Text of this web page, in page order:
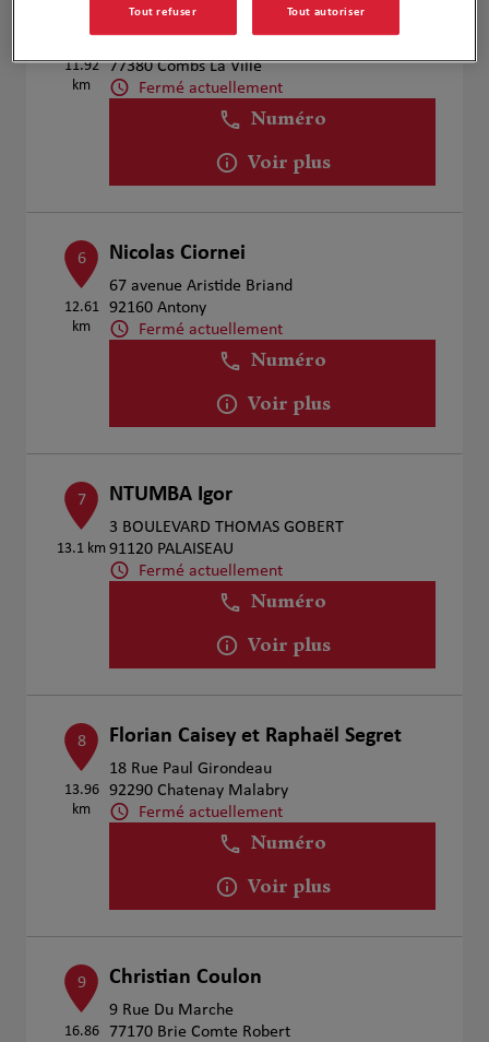
11.92
km
Assurances Laurent Guillet
77380 Combs La Ville
Fermé actuellement
Numéro
Voir plus
6
12.61
km
Nicolas Ciornei
67 avenue Aristide Briand
92160 Antony
Fermé actuellement
Numéro
Voir plus
7
13.1 km
NTUMBA Igor
3 BOULEVARD THOMAS GOBERT
91120 PALAISEAU
Fermé actuellement
Numéro
Voir plus
8
13.96
km
Florian Caisey et Raphaël Segret
18 Rue Paul Girondeau
92290 Chatenay Malabry
Fermé actuellement
Numéro
Voir plus
9
16.86
Christian Coulon
9 Rue Du Marche
77170 Brie Comte Robert
Tout refuser Tout autoriser